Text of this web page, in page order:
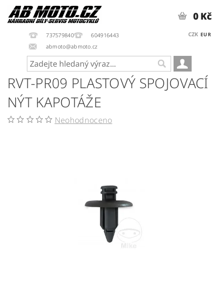
737579840
604916443
abmoto@abmoto.cz
CZK EUR
0 Kč
RVT-PR09 PLASTOVÝ SPOJOVACÍ
NÝT KAPOTÁŽE
Neohodnoceno